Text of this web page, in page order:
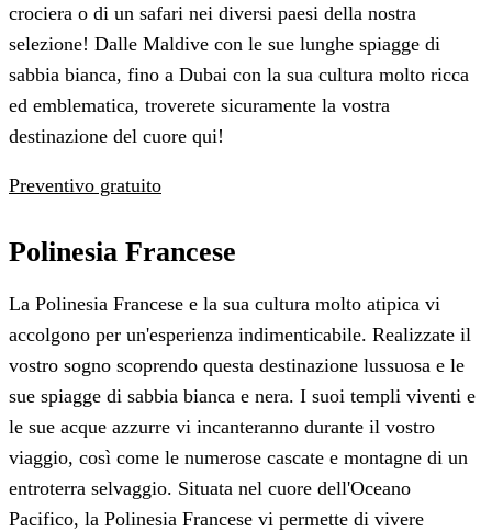
crociera o di un safari nei diversi paesi della nostra
selezione! Dalle Maldive con le sue lunghe spiagge di
sabbia bianca, fino a Dubai con la sua cultura molto ricca
ed emblematica, troverete sicuramente la vostra
destinazione del cuore qui!
Preventivo gratuito
Polinesia Francese
La Polinesia Francese e la sua cultura molto atipica vi
accolgono per un'esperienza indimenticabile. Realizzate il
vostro sogno scoprendo questa destinazione lussuosa e le
sue spiagge di sabbia bianca e nera. I suoi templi viventi e
le sue acque azzurre vi incanteranno durante il vostro
viaggio, così come le numerose cascate e montagne di un
entroterra selvaggio. Situata nel cuore dell'Oceano
Pacifico, la Polinesia Francese vi permette di vivere